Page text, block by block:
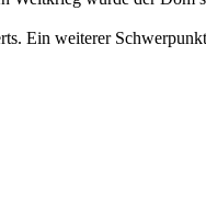
Ein weiterer